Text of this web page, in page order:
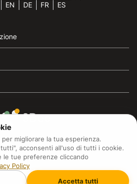
EN DE FR ES
della sostenibilità, la difesa delle
della biodiversità
14, 20159, Milano (MI)
P.IVA: IT09711590969
Oranienburger Straße 23, 10178
migliorare la tua esperienza.
acconsenti all'uso di tutti i cookie.
le tue preferenze cliccando
Policy
Accetta tutti